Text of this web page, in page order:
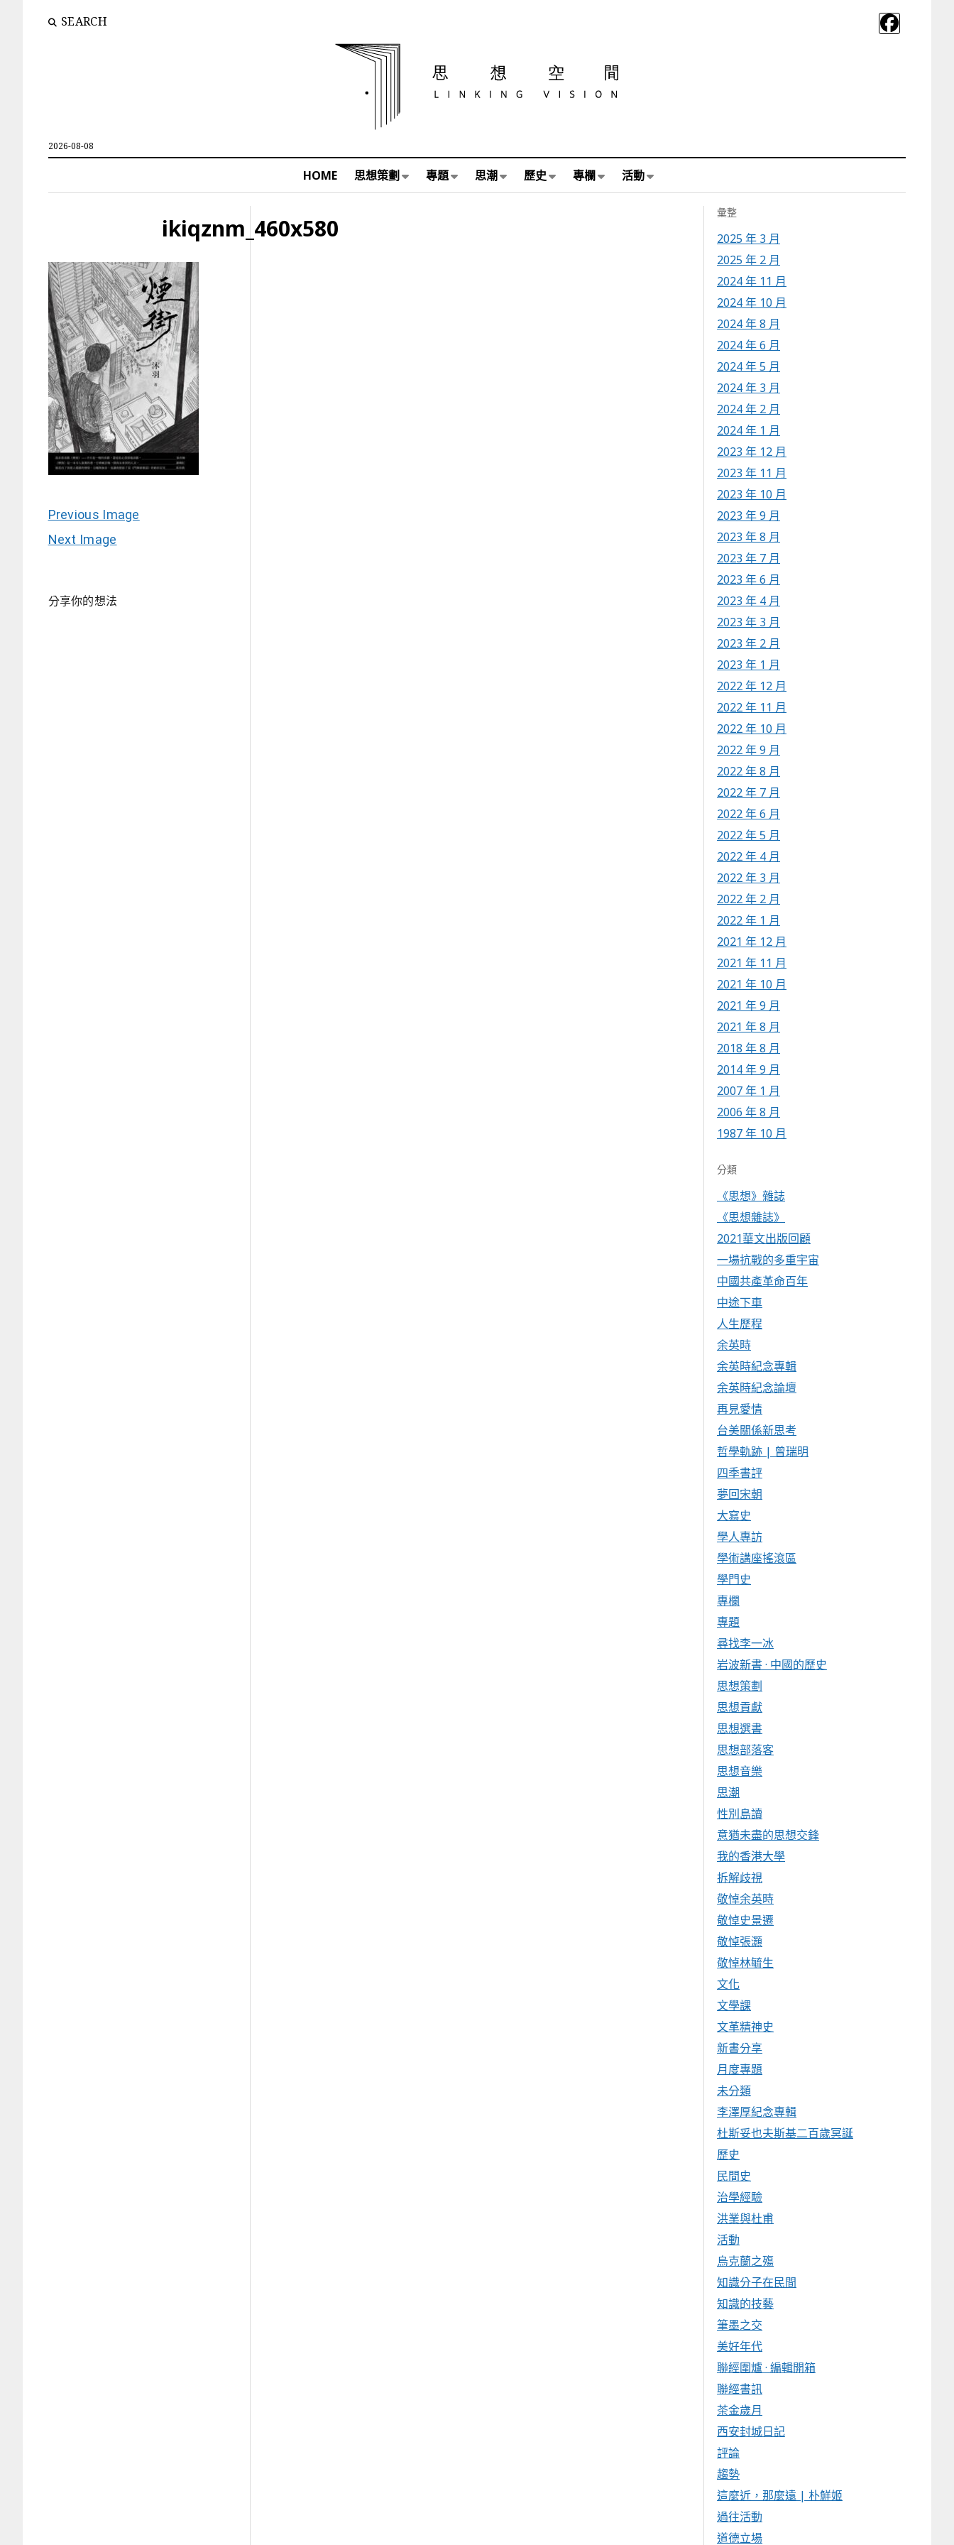
SEARCH
2026-08-08
HOME 思想策劃 專題 思潮 歷史 專欄 活動
ikiqznm_460x580
Previous Image
Next Image
分享你的想法
彙整
2025 年 3 月
2025 年 2 月
2024 年 11 月
2024 年 10 月
2024 年 8 月
2024 年 6 月
2024 年 5 月
2024 年 3 月
2024 年 2 月
2024 年 1 月
2023 年 12 月
2023 年 11 月
2023 年 10 月
2023 年 9 月
2023 年 8 月
2023 年 7 月
2023 年 6 月
2023 年 4 月
2023 年 3 月
2023 年 2 月
2023 年 1 月
2022 年 12 月
2022 年 11 月
2022 年 10 月
2022 年 9 月
2022 年 8 月
2022 年 7 月
2022 年 6 月
2022 年 5 月
2022 年 4 月
2022 年 3 月
2022 年 2 月
2022 年 1 月
2021 年 12 月
2021 年 11 月
2021 年 10 月
2021 年 9 月
2021 年 8 月
2018 年 8 月
2014 年 9 月
2007 年 1 月
2006 年 8 月
1987 年 10 月
分類
《思想》雜誌
《思想雜誌》
2021華文出版回顧
一場抗戰的多重宇宙
中國共產革命百年
中途下車
人生歷程
余英時
余英時紀念專輯
余英時紀念論壇
再見愛情
台美關係新思考
哲學軌跡 | 曾瑞明
四季書評
夢回宋朝
大寫史
學人專訪
學術講座搖滾區
學門史
專欄
專題
尋找李一冰
岩波新書 · 中國的歷史
思想策劃
思想貢獻
思想選書
思想部落客
思想音樂
思潮
性別島讀
意猶未盡的思想交鋒
我的香港大學
拆解歧視
敬悼余英時
敬悼史景遷
敬悼張灝
敬悼林毓生
文化
文學課
文革精神史
新書分享
月度專題
未分類
李澤厚紀念專輯
杜斯妥也夫斯基二百歲冥誕
歷史
民間史
治學經驗
洪業與杜甫
活動
烏克蘭之殤
知識分子在民間
知識的技藝
筆墨之交
美好年代
聯經圍爐 · 編輯開箱
聯經書訊
茶金歲月
西安封城日記
評論
趨勢
這麼近，那麼遠 | 朴鮮姬
過往活動
道德立場